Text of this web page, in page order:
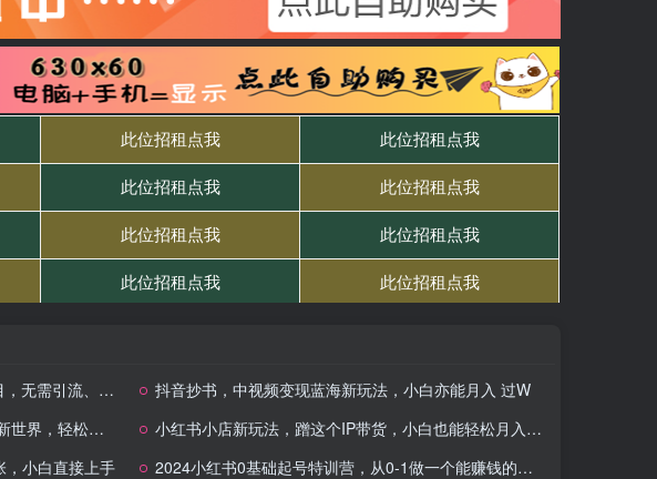
灵活、多劳多得…
抖音抄书，中视频变现蓝海新玩法，小白亦能月入 过W
轻松日入1k+
小红书小店新玩法，蹭这个IP带货，小白也能轻松月入过W
，小白直接上手 2024小红书0基础起号特训营，从0-1做一个能赚钱的博主（17节课）